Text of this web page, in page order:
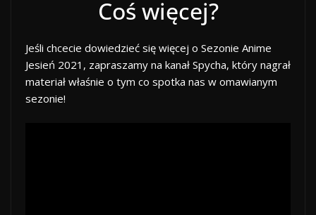
Coś więcej?
Jeśli chcecie dowiedzieć się więcej o Sezonie Anime
Jesień 2021, zapraszamy na kanał Spycha, który nagrał
materiał właśnie o tym co spotka nas w omawianym
sezonie!